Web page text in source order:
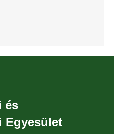
és
Egyesület